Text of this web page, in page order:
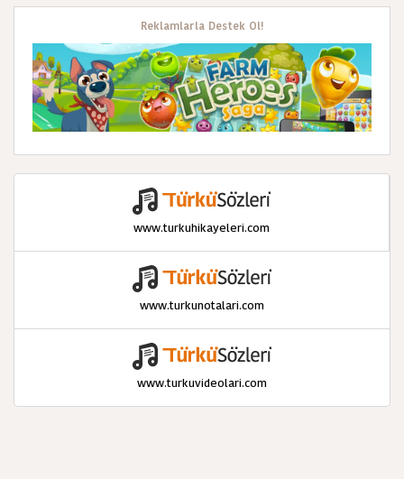
Reklamlarla Destek Ol!
www.turkuhikayeleri.com
www.turkunotalari.com
www.turkuvideolari.com